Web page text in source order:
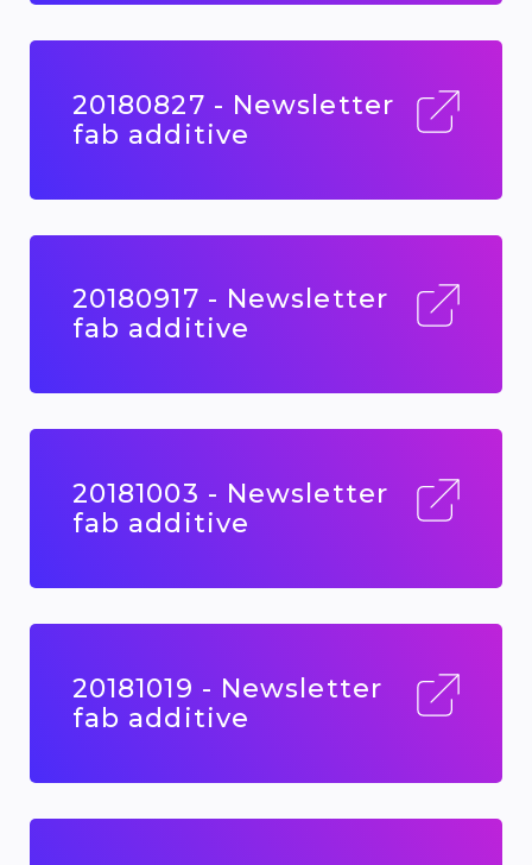
20180827 - Newsletter
fab additive
20180917 - Newsletter
fab additive
20181003 - Newsletter
fab additive
20181019 - Newsletter
fab additive